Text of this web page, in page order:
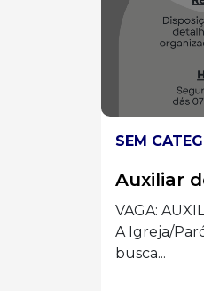
SEM
Preparam
de